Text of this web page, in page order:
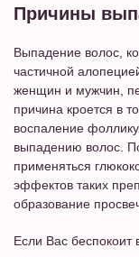
Причины
Выпадение волос,
частичной
женщин и мужчин,
причина кроется в
воспаление
выпадению волос.
применяться
эффектов таких
образование
Если Вас беспокоит